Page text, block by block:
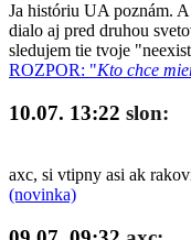
Ja históriu UA poznám.
dialo aj pred druhou
sledujem tie tvoje
ROZPOR: "Kto chce
10.07. 13:22 slon:
axc, si vtipny asi ak
(novinka)